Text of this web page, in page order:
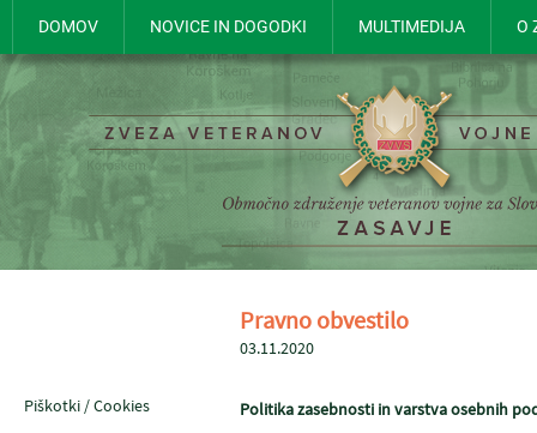
DOMOV NOVICE IN DOGODKI MULTIMEDIJA O
Piškotki / Cookies
Pravno obvestilo
03.11.2020
Politika zasebnosti in varstva osebnih